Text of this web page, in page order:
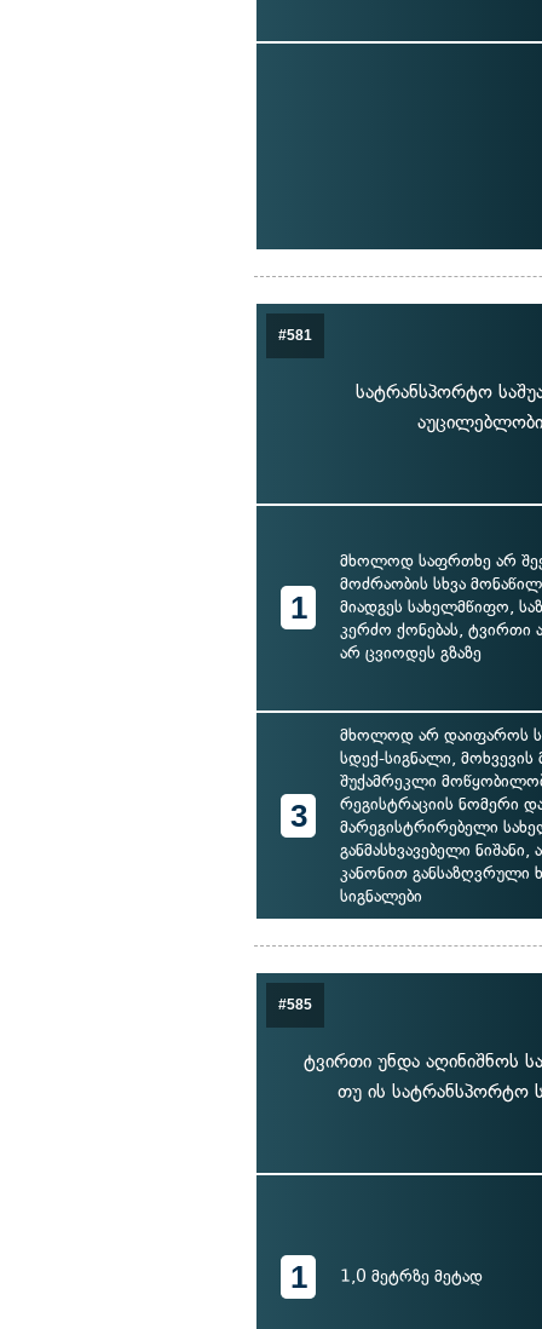
#581
სატრანსპორტო
1
მხოლოდ საფრთხე არ
მოძრაობის სხვა
მიადგეს სახელმწიფო,
კერძო ქონებას,
არ ცვიოდეს გზაზე
3
მხოლოდ არ დაიფაროს
სდექ-სიგნალი, მოხვევის
შუქამრეკლი
რეგისტრაციის ნომერი
მარეგისტრირებელი
განმასხვავებელი ნიშანი,
კანონით განსაზღვრული
სიგნალები
#585
ტვირთი უნდა აღინიშნოს
თუ ის სატრანსპორტო
1 1,0 მეტრზე მეტად